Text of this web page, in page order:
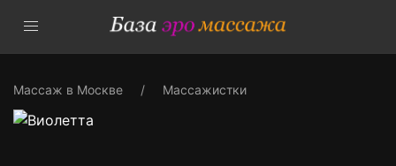
Массаж в Москве Массажистки